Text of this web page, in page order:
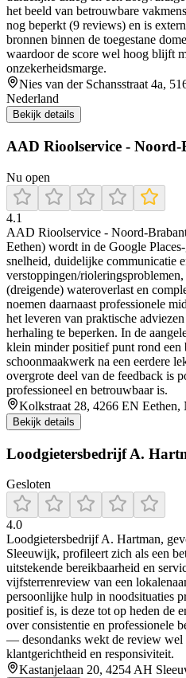
het beeld van betrouwbare
nog beperkt (9 reviews) en is
bronnen binnen de toegestane
waardoor de score wel hoog blijft
onzekerheidsmarge.
Nies van der Schansstraat 4a,
Nederland
Bekijk details
AAD Rioolservice -
Nu open
4.1
AAD Rioolservice - Noord-
Eethen) wordt in de Google
snelheid, duidelijke communicatie
verstoppingen/
(dreigende) wateroverlast en
noemen daarnaast professionele
het leveren van praktische
herhaling te beperken. In de
klein minder positief punt rond een
schoonmaakwerk na een eerdere
overgrote deel van de feedback is
professioneel en betrouwbaar is.
Kolkstraat 28, 4266 EN Eethen,
Bekijk details
Loodgietersbedrijf A.
Gesloten
4.0
Loodgietersbedrijf A. Hartman,
Sleeuwijk, profileert zich als een
uitstekende bereikbaarheid en
vijfsterrenreview van een
persoonlijke hulp in noodsituaties
positief is, is deze tot op heden de
over consistentie en professionele
— desondanks wekt de review wel
klantgerichtheid en responsiviteit.
Kastanjelaan 20, 4254 AH